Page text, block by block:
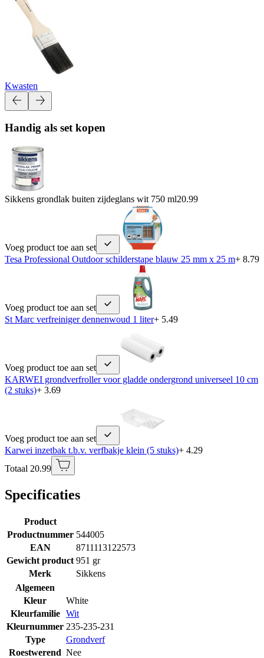
Kwasten
Handig als set kopen
Sikkens grondlak buiten zijdeglans wit 750 ml20.99
Voeg product toe aan set
Tesa Professional Outdoor schilderstape blauw 25 mm x 25 m+ 8.79
Voeg product toe aan set
St Marc verfreiniger dennenwoud 1 liter+ 5.49
Voeg product toe aan set
KARWEI grondverfroller voor gladde ondergrond universeel 10 cm
(2 stuks)+ 3.69
Voeg product toe aan set
Karwei inzetbak t.b.v. verfbakje klein (5 stuks)+ 4.29
Totaal 20.99
Specificaties
Product
Productnummer 544005
EAN
8711113122573
Gewicht product 951 gr
Merk
Sikkens
Algemeen
Kleur
White
Kleurfamilie
Wit
Kleurnummer 235-235-231
Type
Grondverf
Roestwerend Nee